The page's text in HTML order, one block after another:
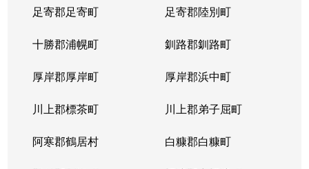
足寄郡足寄町 足寄郡陸別町
十勝郡浦幌町 釧路郡釧路町
厚岸郡厚岸町 厚岸郡浜中町
川上郡標茶町 川上郡弟子屈町
阿寒郡鶴居村 白糠郡白糠町